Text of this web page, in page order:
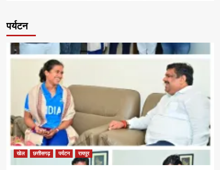
पर्यटन
खेल छत्तीसगढ़ पर्यटन रायपुर